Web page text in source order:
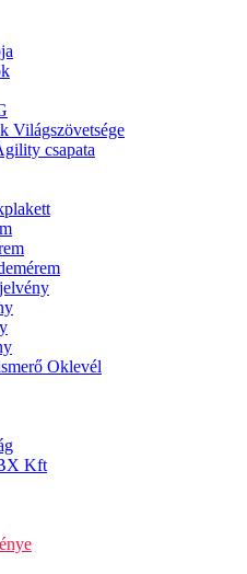
Világszövetsége
csapata
Oklevél
Kft